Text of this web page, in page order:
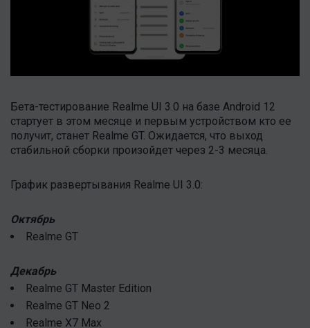
Бета-тестирование Realme UI 3.0 на базе Android 12
стартует в этом месяце и первым устройством кто ее
получит, станет Realme GT. Ожидается, что выход
стабильной сборки произойдет через 2-3 месяца.
График развертывания Realme UI 3.0:
Октябрь
Realme GT
Декабрь
Realme GT Master Edition
Realme GT Neo 2
Realme X7 Max